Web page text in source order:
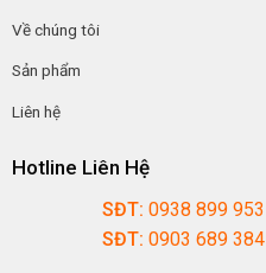
Về chúng tôi
Sản phẩm
Liên hệ
Hotline Liên Hệ
SĐT: 0938 899 953
SĐT: 0903 689 384